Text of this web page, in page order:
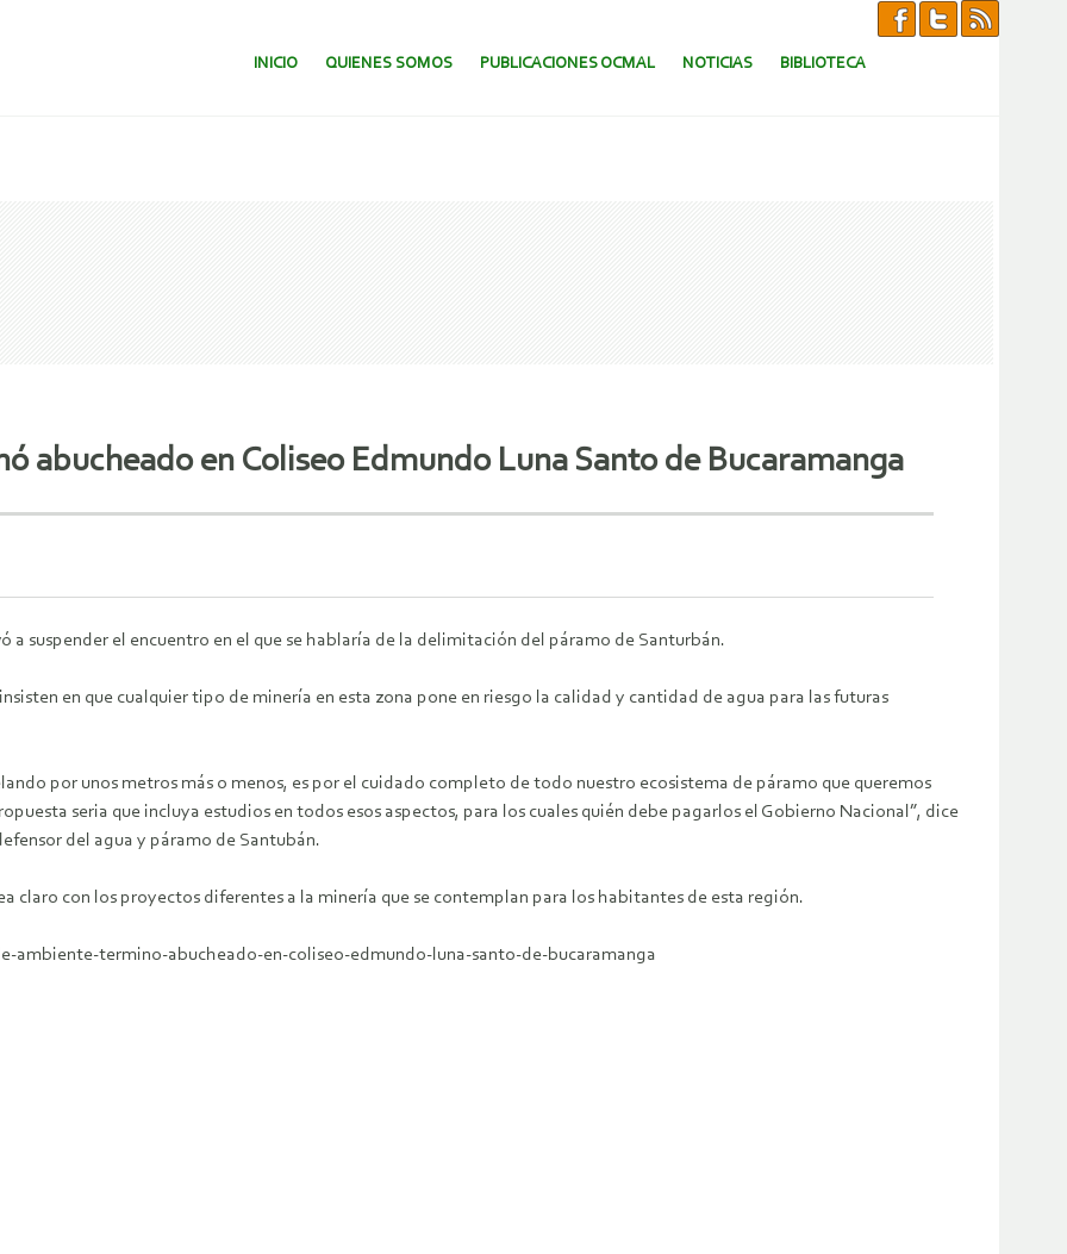
SALTAR AL CONTENIDO.
INICIO QUIENES SOMOS PUBLICACIONES OCMAL NOTICIAS BIBLIOTECA
abucheado en Coliseo Edmundo Luna Santo de Bucaramanga
a suspender el encuentro en el que se hablaría de la delimitación del páramo de Santurbán.
en que cualquier tipo de minería en esta zona pone en riesgo la calidad y cantidad de agua para las futuras
por unos metros más o menos, es por el cuidado completo de todo nuestro ecosistema de páramo que queremos
seria que incluya estudios en todos esos aspectos, para los cuales quién debe pagarlos el Gobierno Nacional”, dice
del agua y páramo de Santubán.
claro con los proyectos diferentes a la minería que se contemplan para los habitantes de esta región.
ambiente-termino-abucheado-en-coliseo-edmundo-luna-santo-de-bucaramanga